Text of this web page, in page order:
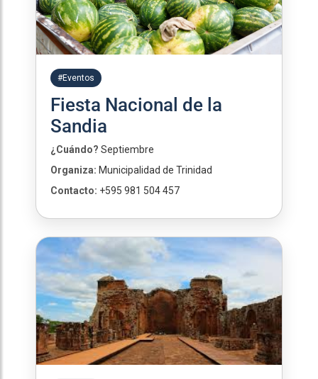
#Eventos
Fiesta Nacional de la
Sandia
¿Cuándo? Septiembre
Organiza: Municipalidad de Trinidad
Contacto: +595 981 504 457